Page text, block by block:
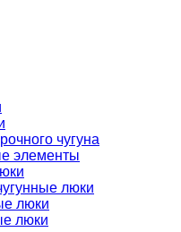
чугуна
элементы
люки
люки
люки